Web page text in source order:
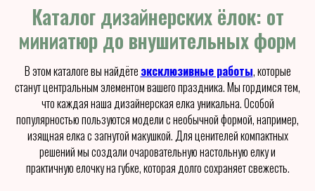
Каталог дизайнерских ёлок: от
миниатюр до внушительных форм
В этом каталоге вы найдёте эксклюзивные работы, которые
станут центральным элементом вашего праздника. Мы гордимся тем,
что каждая наша дизайнерская елка уникальна. Особой
популярностью пользуются модели с необычной формой, например,
изящная елка с загнутой макушкой. Для ценителей компактных
решений мы создали очаровательную настольную елку и
практичную елочку на губке, которая долго сохраняет свежесть.